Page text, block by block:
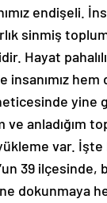
endişeli.
sinmiş
Hayat
insanımız
anladığım
var.
39 ilçesinde,
dokunmaya